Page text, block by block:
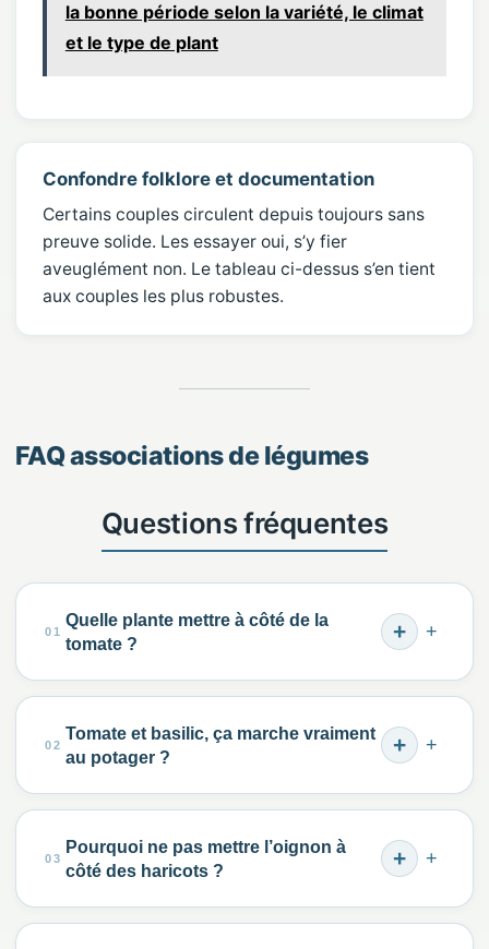
la bonne période selon la variété, le climat
et le type de plant
Confondre folklore et documentation
Certains couples circulent depuis toujours sans
preuve solide. Les essayer oui, s’y fier
aveuglément non. Le tableau ci-dessus s’en tient
aux couples les plus robustes.
FAQ associations de légumes
Quelle plante mettre à côté de la
tomate ?
+
Tomate et basilic, ça marche vraiment
au potager ?
+
Pourquoi ne pas mettre l’oignon à
côté des haricots ?
+